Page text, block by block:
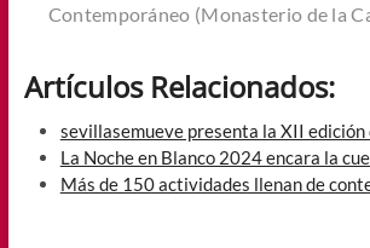
Contemporáneo (Monasterio de la
Artículos Relacionados:
sevillasemueve presenta la XII edición
La Noche en Blanco 2024 encara la
Más de 150 actividades llenan de